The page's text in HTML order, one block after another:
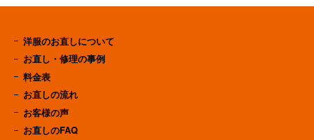
洋服のお直しについて
お直し・修理の事例
料金表
お直しの流れ
お客様の声
お直しのFAQ